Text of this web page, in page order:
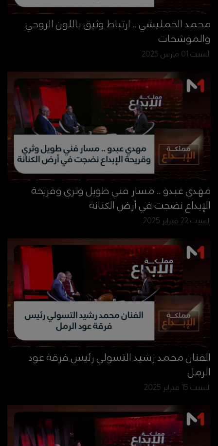
محمد الخمليشي .. ارتباط وثيق باللون الروحي
والموشحات
السبت 01 مارس 2025
مهدي عبدو .. مسار فني طويل وثري وقريحة
الإبداع نضجت في أرض الكنانة
السبت 22 فبراير 2025
الفنان محمد رشيد التسولي رئيس فرقة عود
الرمل
السبت 15 فبراير 2025